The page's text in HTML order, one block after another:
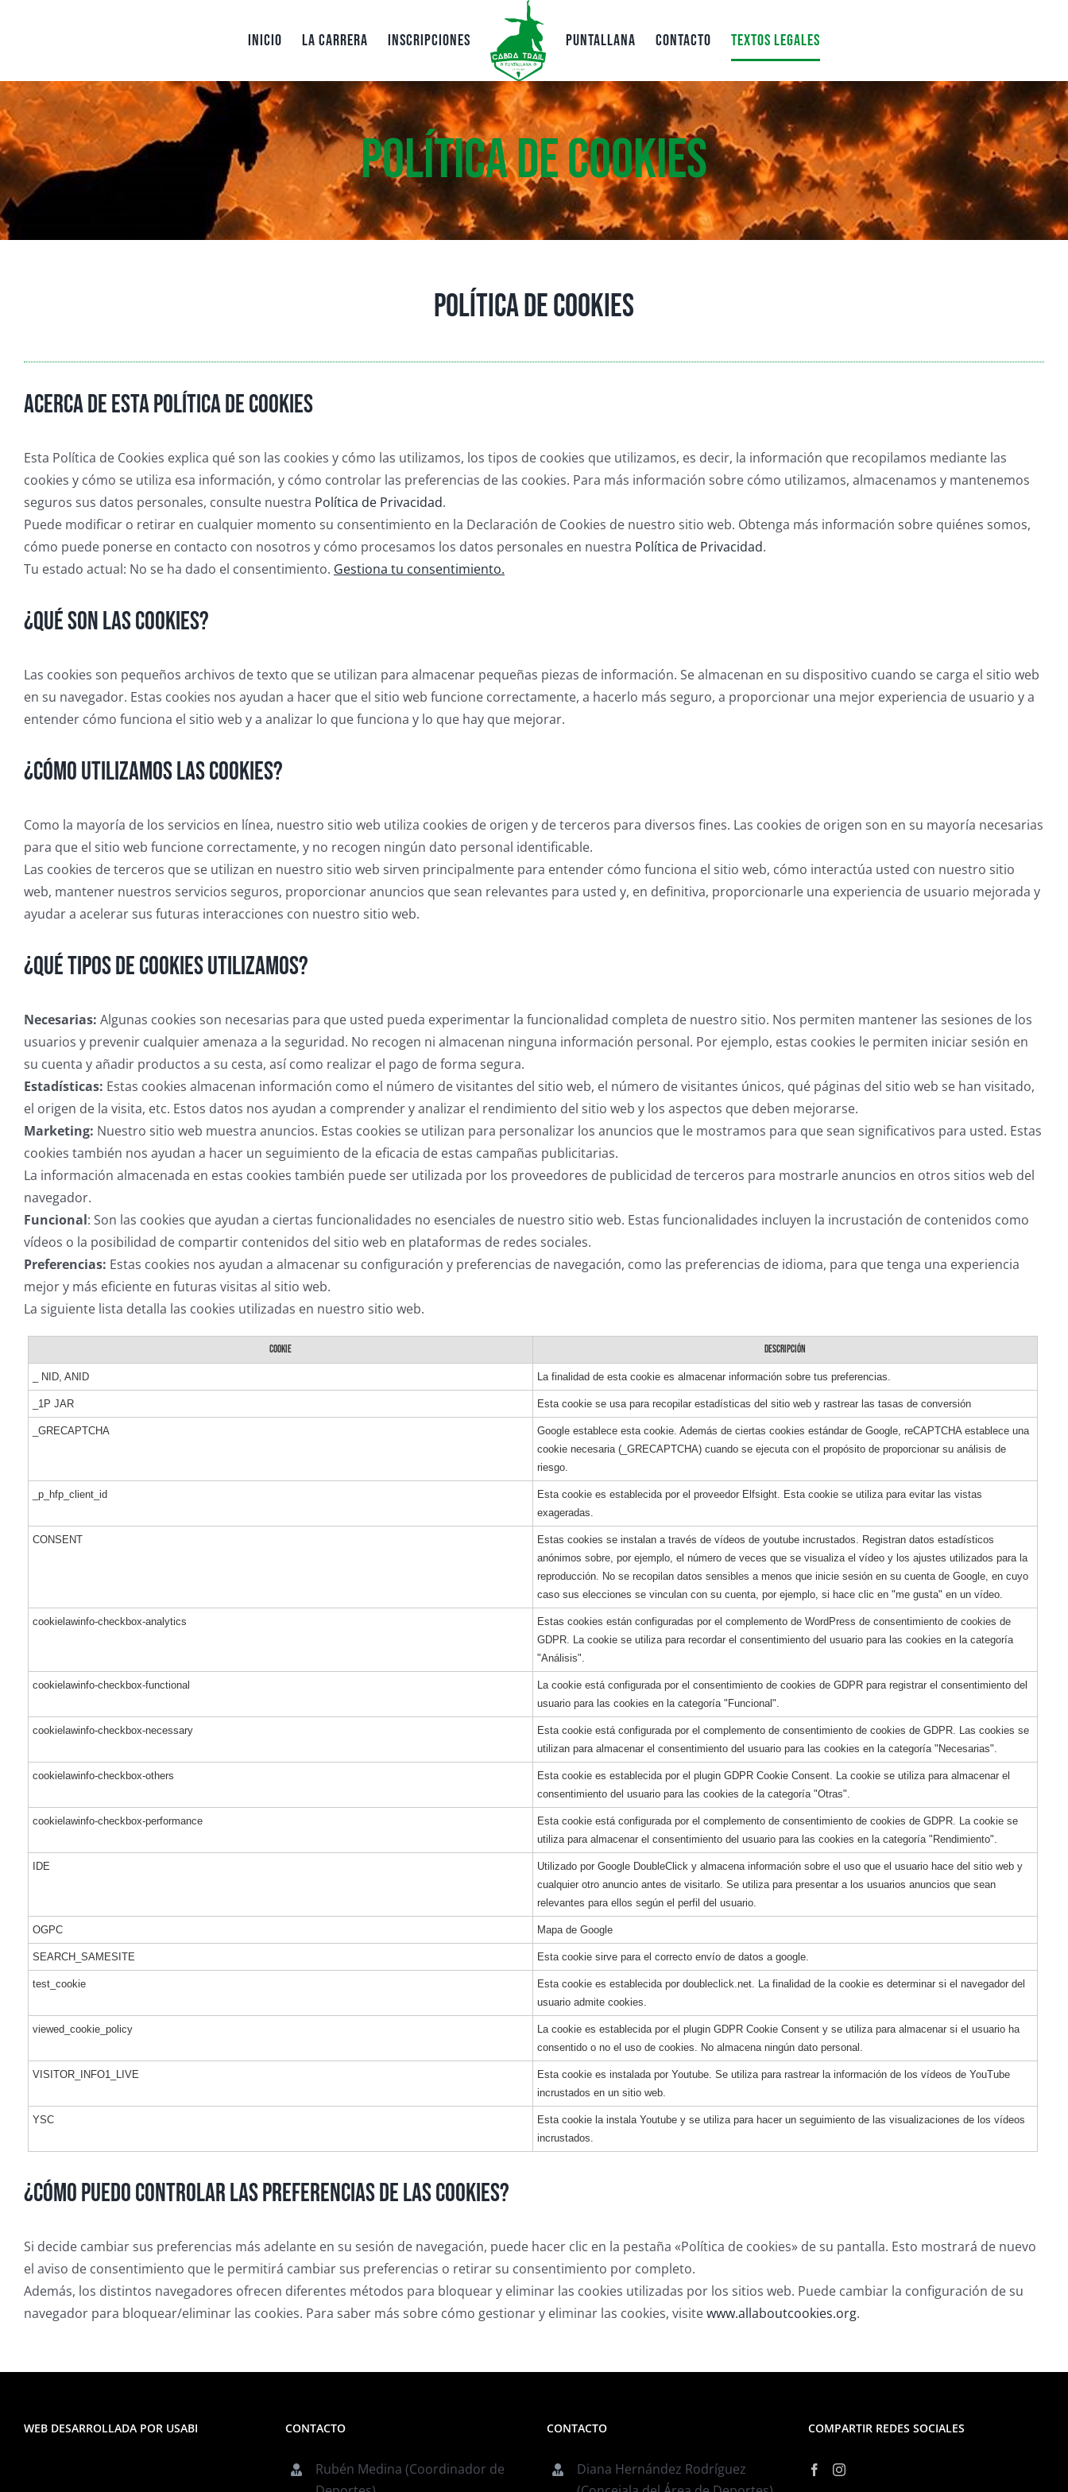
Inicio La carrera Inscripciones Puntallana Contacto Textos Legales
Política de Cookies
Política de Cookies
Acerca de esta política de cookies
Esta Política de Cookies explica qué son las cookies y cómo las utilizamos, los tipos de cookies que utilizamos, es decir, la información que recopilamos mediante las
cookies y cómo se utiliza esa información, y cómo controlar las preferencias de las cookies. Para más información sobre cómo utilizamos, almacenamos y mantenemos
seguros sus datos personales, consulte nuestra Política de Privacidad.
Puede modificar o retirar en cualquier momento su consentimiento en la Declaración de Cookies de nuestro sitio web. Obtenga más información sobre quiénes somos,
cómo puede ponerse en contacto con nosotros y cómo procesamos los datos personales en nuestra Política de Privacidad.
Tu estado actual: No se ha dado el consentimiento. Gestiona tu consentimiento.
¿Qué son las cookies?
Las cookies son pequeños archivos de texto que se utilizan para almacenar pequeñas piezas de información. Se almacenan en su dispositivo cuando se carga el sitio web
en su navegador. Estas cookies nos ayudan a hacer que el sitio web funcione correctamente, a hacerlo más seguro, a proporcionar una mejor experiencia de usuario y a
entender cómo funciona el sitio web y a analizar lo que funciona y lo que hay que mejorar.
¿Cómo utilizamos las cookies?
Como la mayoría de los servicios en línea, nuestro sitio web utiliza cookies de origen y de terceros para diversos fines. Las cookies de origen son en su mayoría necesarias
para que el sitio web funcione correctamente, y no recogen ningún dato personal identificable.
Las cookies de terceros que se utilizan en nuestro sitio web sirven principalmente para entender cómo funciona el sitio web, cómo interactúa usted con nuestro sitio
web, mantener nuestros servicios seguros, proporcionar anuncios que sean relevantes para usted y, en definitiva, proporcionarle una experiencia de usuario mejorada y
ayudar a acelerar sus futuras interacciones con nuestro sitio web.
¿Qué tipos de cookies utilizamos?
Necesarias: Algunas cookies son necesarias para que usted pueda experimentar la funcionalidad completa de nuestro sitio. Nos permiten mantener las sesiones de los
usuarios y prevenir cualquier amenaza a la seguridad. No recogen ni almacenan ninguna información personal. Por ejemplo, estas cookies le permiten iniciar sesión en
su cuenta y añadir productos a su cesta, así como realizar el pago de forma segura.
Estadísticas: Estas cookies almacenan información como el número de visitantes del sitio web, el número de visitantes únicos, qué páginas del sitio web se han visitado,
el origen de la visita, etc. Estos datos nos ayudan a comprender y analizar el rendimiento del sitio web y los aspectos que deben mejorarse.
Marketing: Nuestro sitio web muestra anuncios. Estas cookies se utilizan para personalizar los anuncios que le mostramos para que sean significativos para usted. Estas
cookies también nos ayudan a hacer un seguimiento de la eficacia de estas campañas publicitarias.
La información almacenada en estas cookies también puede ser utilizada por los proveedores de publicidad de terceros para mostrarle anuncios en otros sitios web del
navegador.
Funcional: Son las cookies que ayudan a ciertas funcionalidades no esenciales de nuestro sitio web. Estas funcionalidades incluyen la incrustación de contenidos como
vídeos o la posibilidad de compartir contenidos del sitio web en plataformas de redes sociales.
Preferencias: Estas cookies nos ayudan a almacenar su configuración y preferencias de navegación, como las preferencias de idioma, para que tenga una experiencia
mejor y más eficiente en futuras visitas al sitio web.
La siguiente lista detalla las cookies utilizadas en nuestro sitio web.
COOKIE DESCRIPCIÓN
_ NID, ANID La finalidad de esta cookie es almacenar información sobre tus preferencias.
_1P JAR Esta cookie se usa para recopilar estadísticas del sitio web y rastrear las tasas de conversión
_GRECAPTCHA
Google establece esta cookie. Además de ciertas cookies estándar de Google, reCAPTCHA establece una
cookie necesaria (_GRECAPTCHA) cuando se ejecuta con el propósito de proporcionar su análisis de
riesgo.
_p_hfp_client_id
Esta cookie es establecida por el proveedor Elfsight. Esta cookie se utiliza para evitar las vistas
exageradas.
CONSENT
Estas cookies se instalan a través de vídeos de youtube incrustados. Registran datos estadísticos
anónimos sobre, por ejemplo, el número de veces que se visualiza el vídeo y los ajustes utilizados para la
reproducción. No se recopilan datos sensibles a menos que inicie sesión en su cuenta de Google, en cuyo
caso sus elecciones se vinculan con su cuenta, por ejemplo, si hace clic en "me gusta" en un vídeo.
cookielawinfo-checkbox-analytics
Estas cookies están configuradas por el complemento de WordPress de consentimiento de cookies de
GDPR. La cookie se utiliza para recordar el consentimiento del usuario para las cookies en la categoría
"Análisis".
cookielawinfo-checkbox-functional
La cookie está configurada por el consentimiento de cookies de GDPR para registrar el consentimiento del
usuario para las cookies en la categoría "Funcional".
cookielawinfo-checkbox-necessary
Esta cookie está configurada por el complemento de consentimiento de cookies de GDPR. Las cookies se
utilizan para almacenar el consentimiento del usuario para las cookies en la categoría "Necesarias".
cookielawinfo-checkbox-others
Esta cookie es establecida por el plugin GDPR Cookie Consent. La cookie se utiliza para almacenar el
consentimiento del usuario para las cookies de la categoría "Otras".
cookielawinfo-checkbox-performance
Esta cookie está configurada por el complemento de consentimiento de cookies de GDPR. La cookie se
utiliza para almacenar el consentimiento del usuario para las cookies en la categoría "Rendimiento".
IDE
Utilizado por Google DoubleClick y almacena información sobre el uso que el usuario hace del sitio web y
cualquier otro anuncio antes de visitarlo. Se utiliza para presentar a los usuarios anuncios que sean
relevantes para ellos según el perfil del usuario.
OGPC Mapa de Google
SEARCH_SAMESITE Esta cookie sirve para el correcto envío de datos a google.
test_cookie
Esta cookie es establecida por doubleclick.net. La finalidad de la cookie es determinar si el navegador del
usuario admite cookies.
viewed_cookie_policy
La cookie es establecida por el plugin GDPR Cookie Consent y se utiliza para almacenar si el usuario ha
consentido o no el uso de cookies. No almacena ningún dato personal.
VISITOR_INFO1_LIVE
Esta cookie es instalada por Youtube. Se utiliza para rastrear la información de los vídeos de YouTube
incrustados en un sitio web.
YSC
Esta cookie la instala Youtube y se utiliza para hacer un seguimiento de las visualizaciones de los vídeos
incrustados.
¿Cómo puedo controlar las preferencias de las cookies?
Si decide cambiar sus preferencias más adelante en su sesión de navegación, puede hacer clic en la pestaña «Política de cookies» de su pantalla. Esto mostrará de nuevo
el aviso de consentimiento que le permitirá cambiar sus preferencias o retirar su consentimiento por completo.
Además, los distintos navegadores ofrecen diferentes métodos para bloquear y eliminar las cookies utilizadas por los sitios web. Puede cambiar la configuración de su
navegador para bloquear/eliminar las cookies. Para saber más sobre cómo gestionar y eliminar las cookies, visitewww.allaboutcookies.org.
WEB DESARROLLADA POR USABI CONTACTO
Rubén Medina (Coordinador de
CONTACTO
Diana Hernández Rodríguez
COMPARTIR REDES SOCIALES